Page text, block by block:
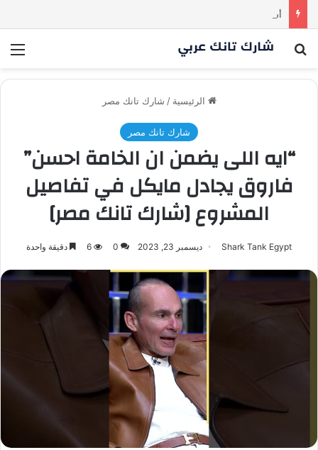
بحث عن
الرئيسية / شارك تانك مصر
شارك تانك مصر
“ايه اللى يضمن ان الخامة احسن”
فاروق يجادل مايكل في تفاصيل
المشروع [شارك تانك مصر]
Shark Tank Egypt ديسمبر 23, 2023 0
6 دقيقة واحدة